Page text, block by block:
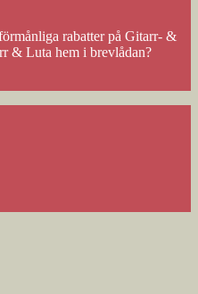
rabatter på Gitarr- &
& Luta hem i brevlådan?